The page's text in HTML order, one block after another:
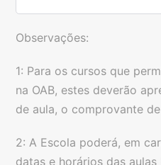
Observações:
1: Para os cursos que
na OAB, estes deverão
de aula, o comprovante
2: A Escola poderá, em
datas e horários das